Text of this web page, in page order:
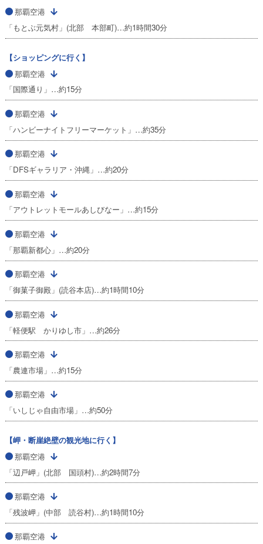
那覇空港
「もとぶ元気村」(北部 本部町)…約1時間30分
【ショッピングに行く】
那覇空港
「国際通り」…約15分
那覇空港
「ハンビーナイトフリーマーケット」…約35分
那覇空港
「DFSギャラリア・沖縄」…約20分
那覇空港
「アウトレットモールあしびなー」…約15分
那覇空港
「那覇新都心」…約20分
那覇空港
「御菓子御殿」(読谷本店)…約1時間10分
那覇空港
「軽便駅 かりゆし市」…約26分
那覇空港
「農連市場」…約15分
那覇空港
「いしじゃ自由市場」…約50分
【岬・断崖絶壁の観光地に行く】
那覇空港
「辺戸岬」(北部 国頭村)…約2時間7分
那覇空港
「残波岬」(中部 読谷村)…約1時間10分
那覇空港